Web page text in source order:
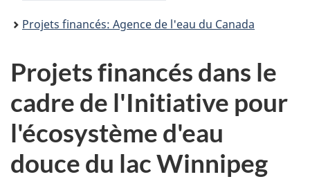
ici :
Projets financés: Agence de l'eau du Canada
Projets financés dans le
cadre de l'Initiative pour
l'écosystème d'eau
douce du lac Winnipeg